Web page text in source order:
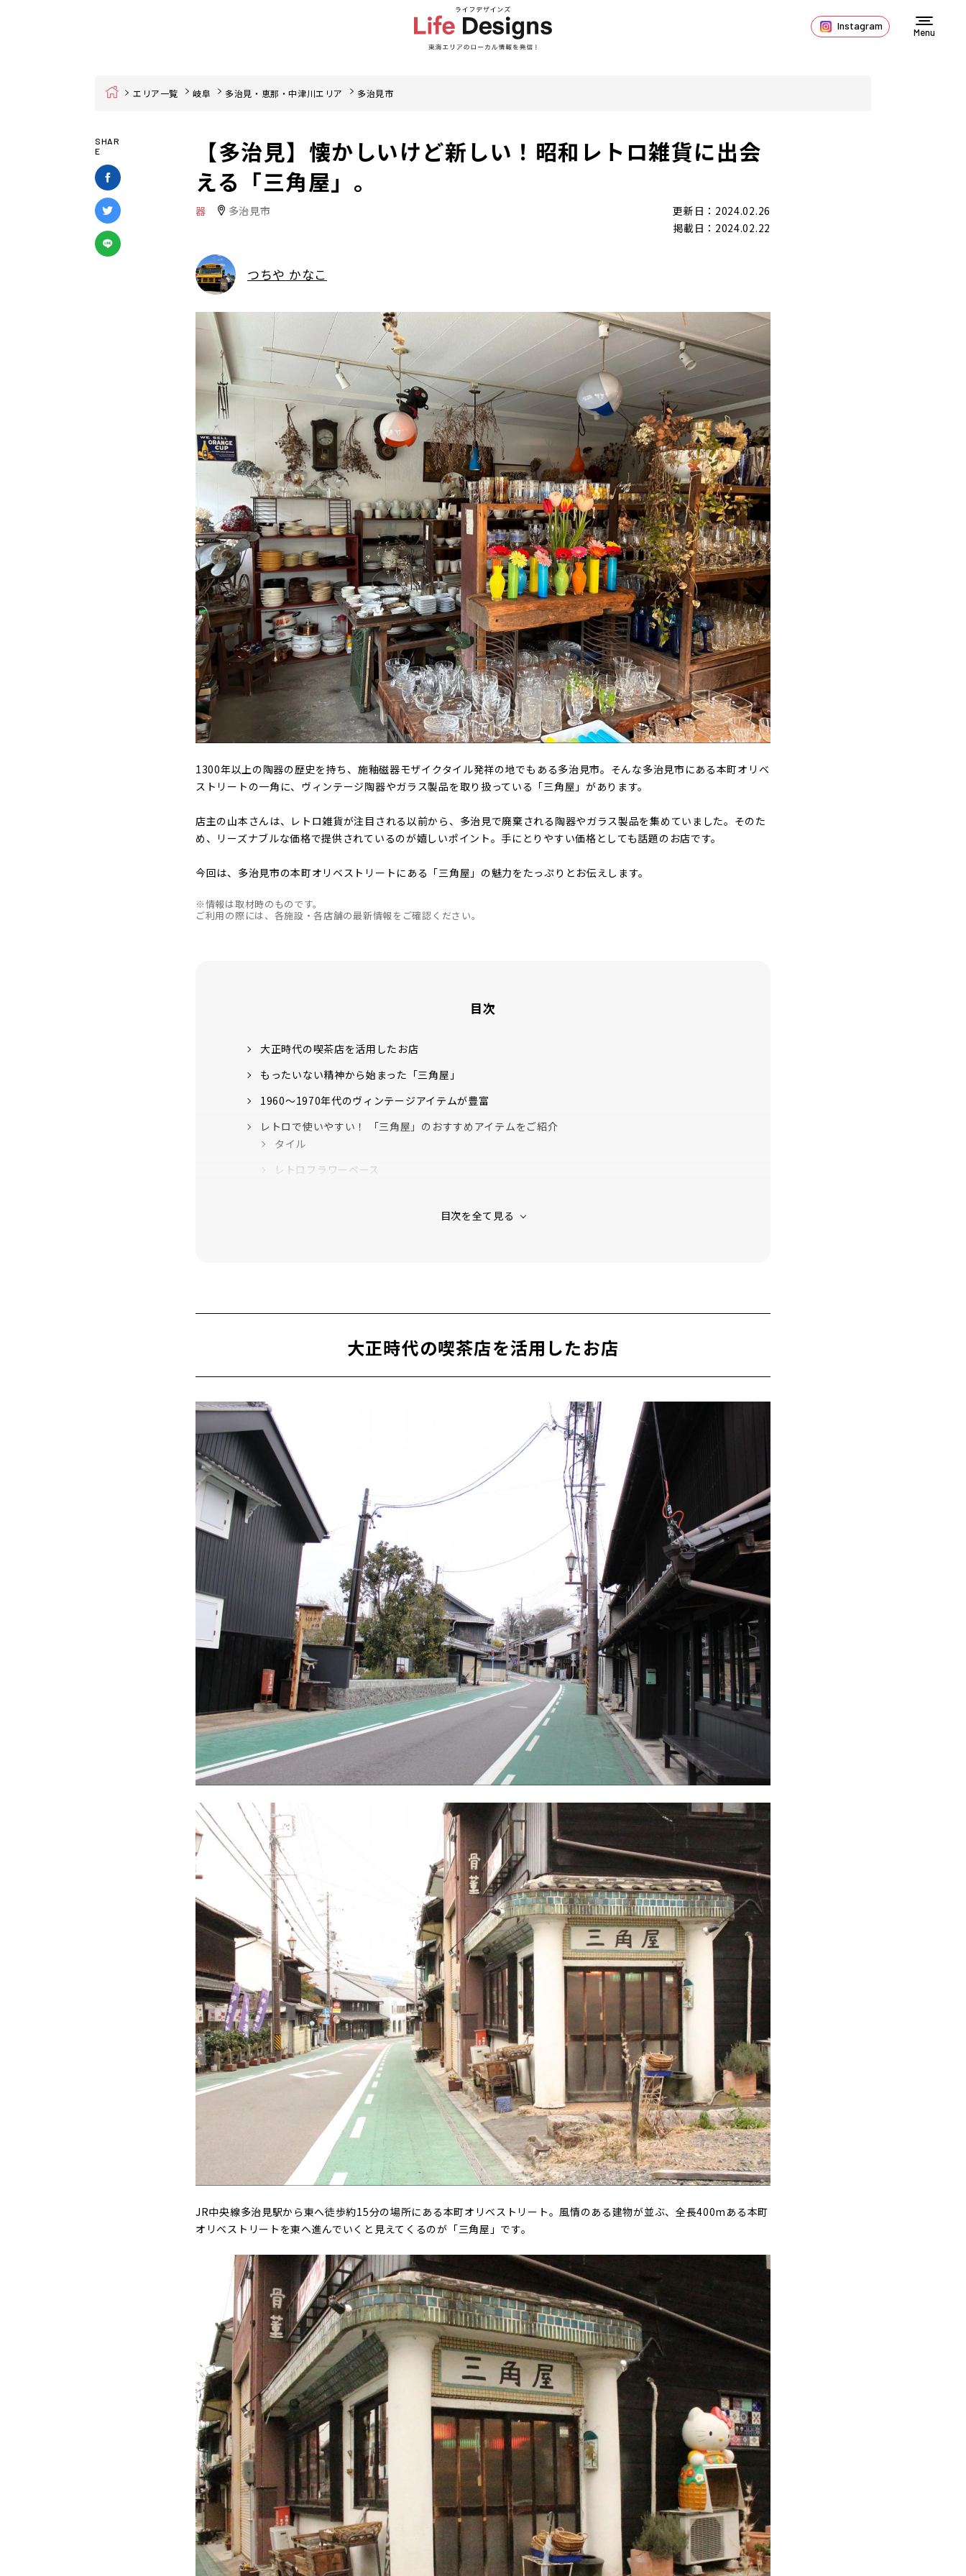
Instagram
Menu
Home エリア一覧 岐阜 多治見・恵那・中津川エリア 多治見市
SHAR
E
【多治見】懐かしいけど新しい！昭和レトロ雑貨に出会
える「三角屋」。
器 多治見市
更新日：2024.02.26
掲載日：2024.02.22
つちや かなこ
1300年以上の陶器の歴史を持ち、施釉磁器モザイクタイル発祥の地でもある多治見市。そんな多治見市にある本町オリベ
ストリートの一角に、ヴィンテージ陶器やガラス製品を取り扱っている「三角屋」があります。
店主の山本さんは、レトロ雑貨が注目される以前から、多治見で廃棄される陶器やガラス製品を集めていました。そのた
め、リーズナブルな価格で提供されているのが嬉しいポイント。手にとりやすい価格としても話題のお店です。
今回は、多治見市の本町オリベストリートにある「三角屋」の魅力をたっぷりとお伝えします。
※情報は取材時のものです。
ご利用の際には、各施設・各店舗の最新情報をご確認ください。
目次
大正時代の喫茶店を活用したお店
もったいない精神から始まった「三角屋」
1960〜1970年代のヴィンテージアイテムが豊富
レトロで使いやすい！ 「三角屋」のおすすめアイテムをご紹介
タイル
レトロフラワーベース
大正時代の喫茶店を活用したお店
JR中央線多治見駅から東へ徒歩約15分の場所にある本町オリベストリート。風情のある建物が並ぶ、全長400mある本町
オリベストリートを東へ進んでいくと見えてくるのが「三角屋」です。